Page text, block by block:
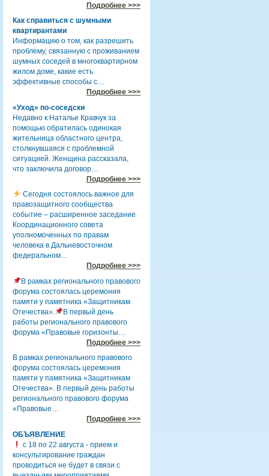
Подробнее >>>
Как справиться с шумными
квартирантами
Информацию о том, как разрешить
проблему, связанную с проживанием
шумных соседей в многоквартирном
жилом доме, какие есть
эффективные способы с…
Подробнее >>>
«Уход» по-соседски
Недавно к Наталье Кравчук за
помощью обратилась одинокая
жительница областного центра,
столкнувшаяся с проблемной
ситуацией. Женщина рассказала,
что заключила договор…
Подробнее >>>
Сегодня состоялось важное для
правозащитного сообщества
событие – расширенное заседание
Координационного совета
уполномоченных по правам
человека в Дальневосточном
федеральном…
Подробнее >>>
В рамках регионального правового
форума состоялась церемония
памяти у памятника «Защитникам
Отечества».
В первый день
работы регионального правового
форума «Правовые горизонты…
Подробнее >>>
В рамках регионального правового
форума состоялась церемония
памяти у памятника «Защитникам
Отечества». В первый день работы
регионального правового форума
«Правовые…
Подробнее >>>
ОБЪЯВЛЕНИЕ
с 18 по 22 августа - прием и
консультирование граждан
проводиться не будет в связи с